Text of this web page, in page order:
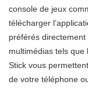
console de jeux
télécharger
préférés
multimédias tels que
Stick vous
de votre téléphone